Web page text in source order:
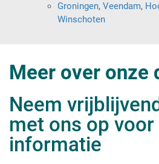
Groningen, Veendam,
Winschoten
Meer over onze
Neem
met ons op
informatie